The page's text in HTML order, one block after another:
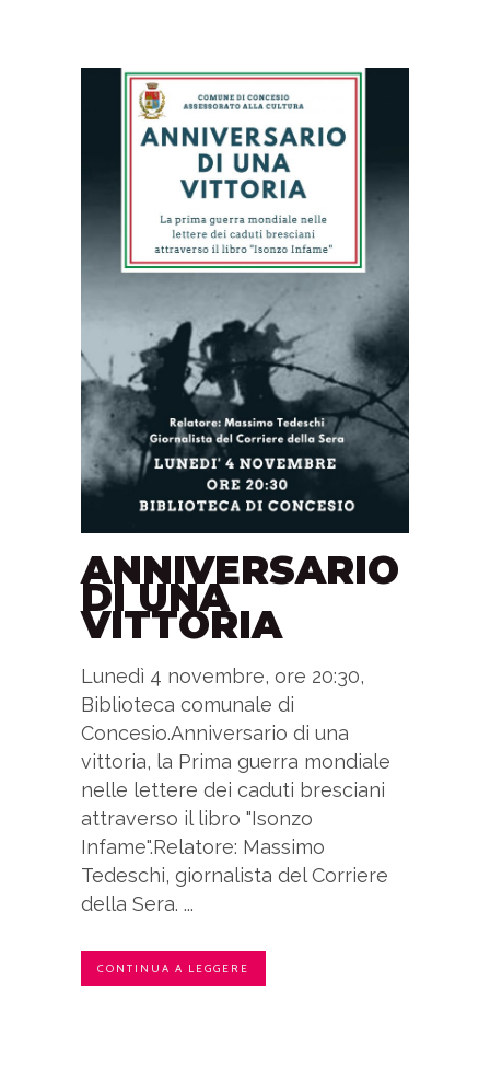
ANNIVERSARIO
DI UNA
VITTORIA
Lunedì 4 novembre, ore 20:30,
Biblioteca comunale di
Concesio.Anniversario di una
vittoria, la Prima guerra mondiale
nelle lettere dei caduti bresciani
attraverso il libro "Isonzo
Infame".Relatore: Massimo
Tedeschi, giornalista del Corriere
della Sera. ...
CONTINUA A LEGGERE